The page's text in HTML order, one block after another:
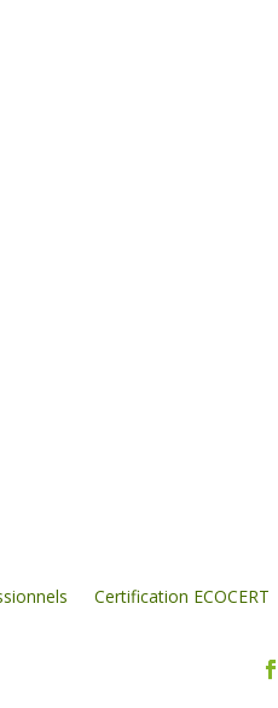
Certification ECOCERT